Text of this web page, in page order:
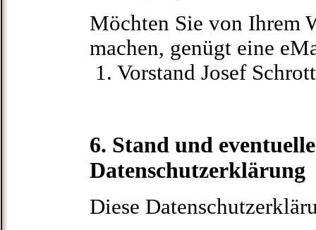
Möchten Sie von Ihrem
machen, genügt eine
1. Vorstand Josef
6. Stand und
Datenschutzerklärung
Diese